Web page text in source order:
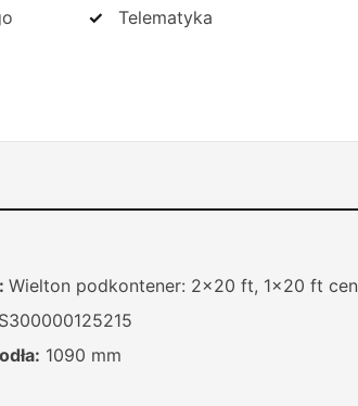
Telematyka
Wielton podkontener: 2×20 ft, 1×20 ft
1090 mm